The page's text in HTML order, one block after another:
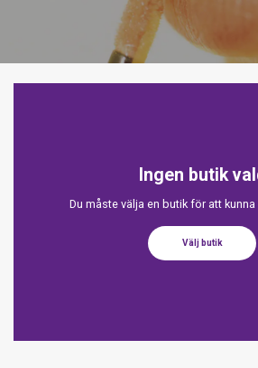
Ingen butik
Du måste välja en butik för att
Välj butik